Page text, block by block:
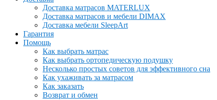
Доставка матрасов MATERLUX
Доставка матрасов и мебели DIMAX
Доставка мебели SleepArt
Гарантия
Помощь
Как выбрать матрас
Как выбрать ортопедическую подушку
Несколько простых советов для эффективного сна
Как ухаживать за матрасом
Как заказать
Возврат и обмен